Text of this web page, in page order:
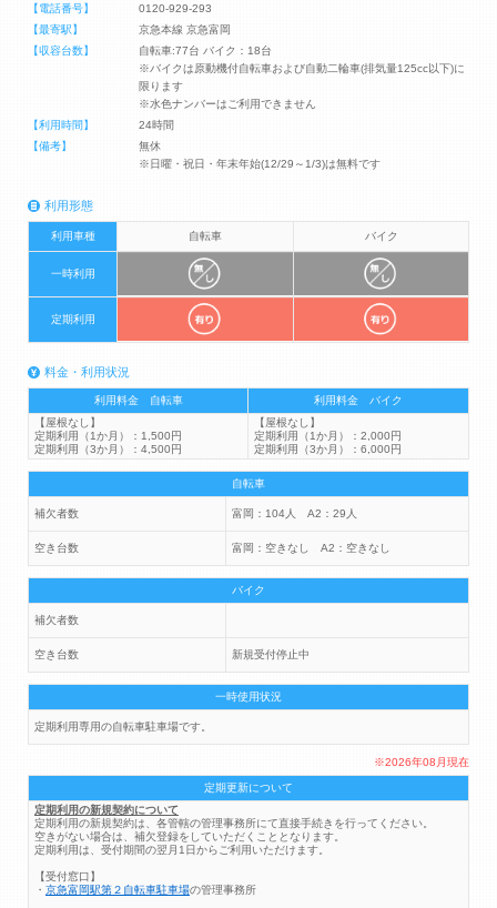
【電話番号】
0120-929-293
【最寄駅】
京急本線 京急富岡
【収容台数】
自転車:77台 バイク：18台
※バイクは原動機付自転車および自動二輪車(排気量125cc以下)に
限ります
※水色ナンバーはご利用できません
【利用時間】
24時間
【備考】
無休
※日曜・祝日・年末年始(12/29～1/3)は無料です
利用形態
利用車種 自転車 バイク
一時利用
定期利用
料金・利用状況
利用料金 自転車
利用料金 バイク
【屋根なし】
定期利用（1か月）：1,500円
定期利用（3か月）：4,500円
【屋根なし】
定期利用（1か月）：2,000円
定期利用（3か月）：6,000円
自転車
補欠者数 富岡：104人 A2：29人
空き台数 富岡：空きなし A2：空きなし
バイク
補欠者数
空き台数 新規受付停止中
一時使用状況
定期利用専用の自転車駐車場です。
※2026年08月現在
定期更新について
定期利用の新規契約について
定期利用の新規契約は、各管轄の管理事務所にて直接手続きを行ってください。
空きがない場合は、補欠登録をしていただくこととなります。
定期利用は、受付期間の翌月1日からご利用いただけます。
【受付窓口】
・ 京急富岡駅第２自転車駐車場の管理事務所